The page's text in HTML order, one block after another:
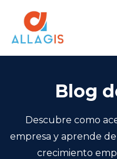
Blog
Descubre como
empresa y aprende
crecimiento